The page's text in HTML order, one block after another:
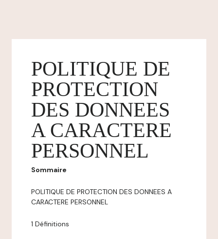
POLITIQUE DE
PROTECTION
DES DONNEES
A CARACTERE
PERSONNEL
Sommaire
POLITIQUE DE PROTECTION DES DONNEES A
CARACTERE PERSONNEL
1 Définitions